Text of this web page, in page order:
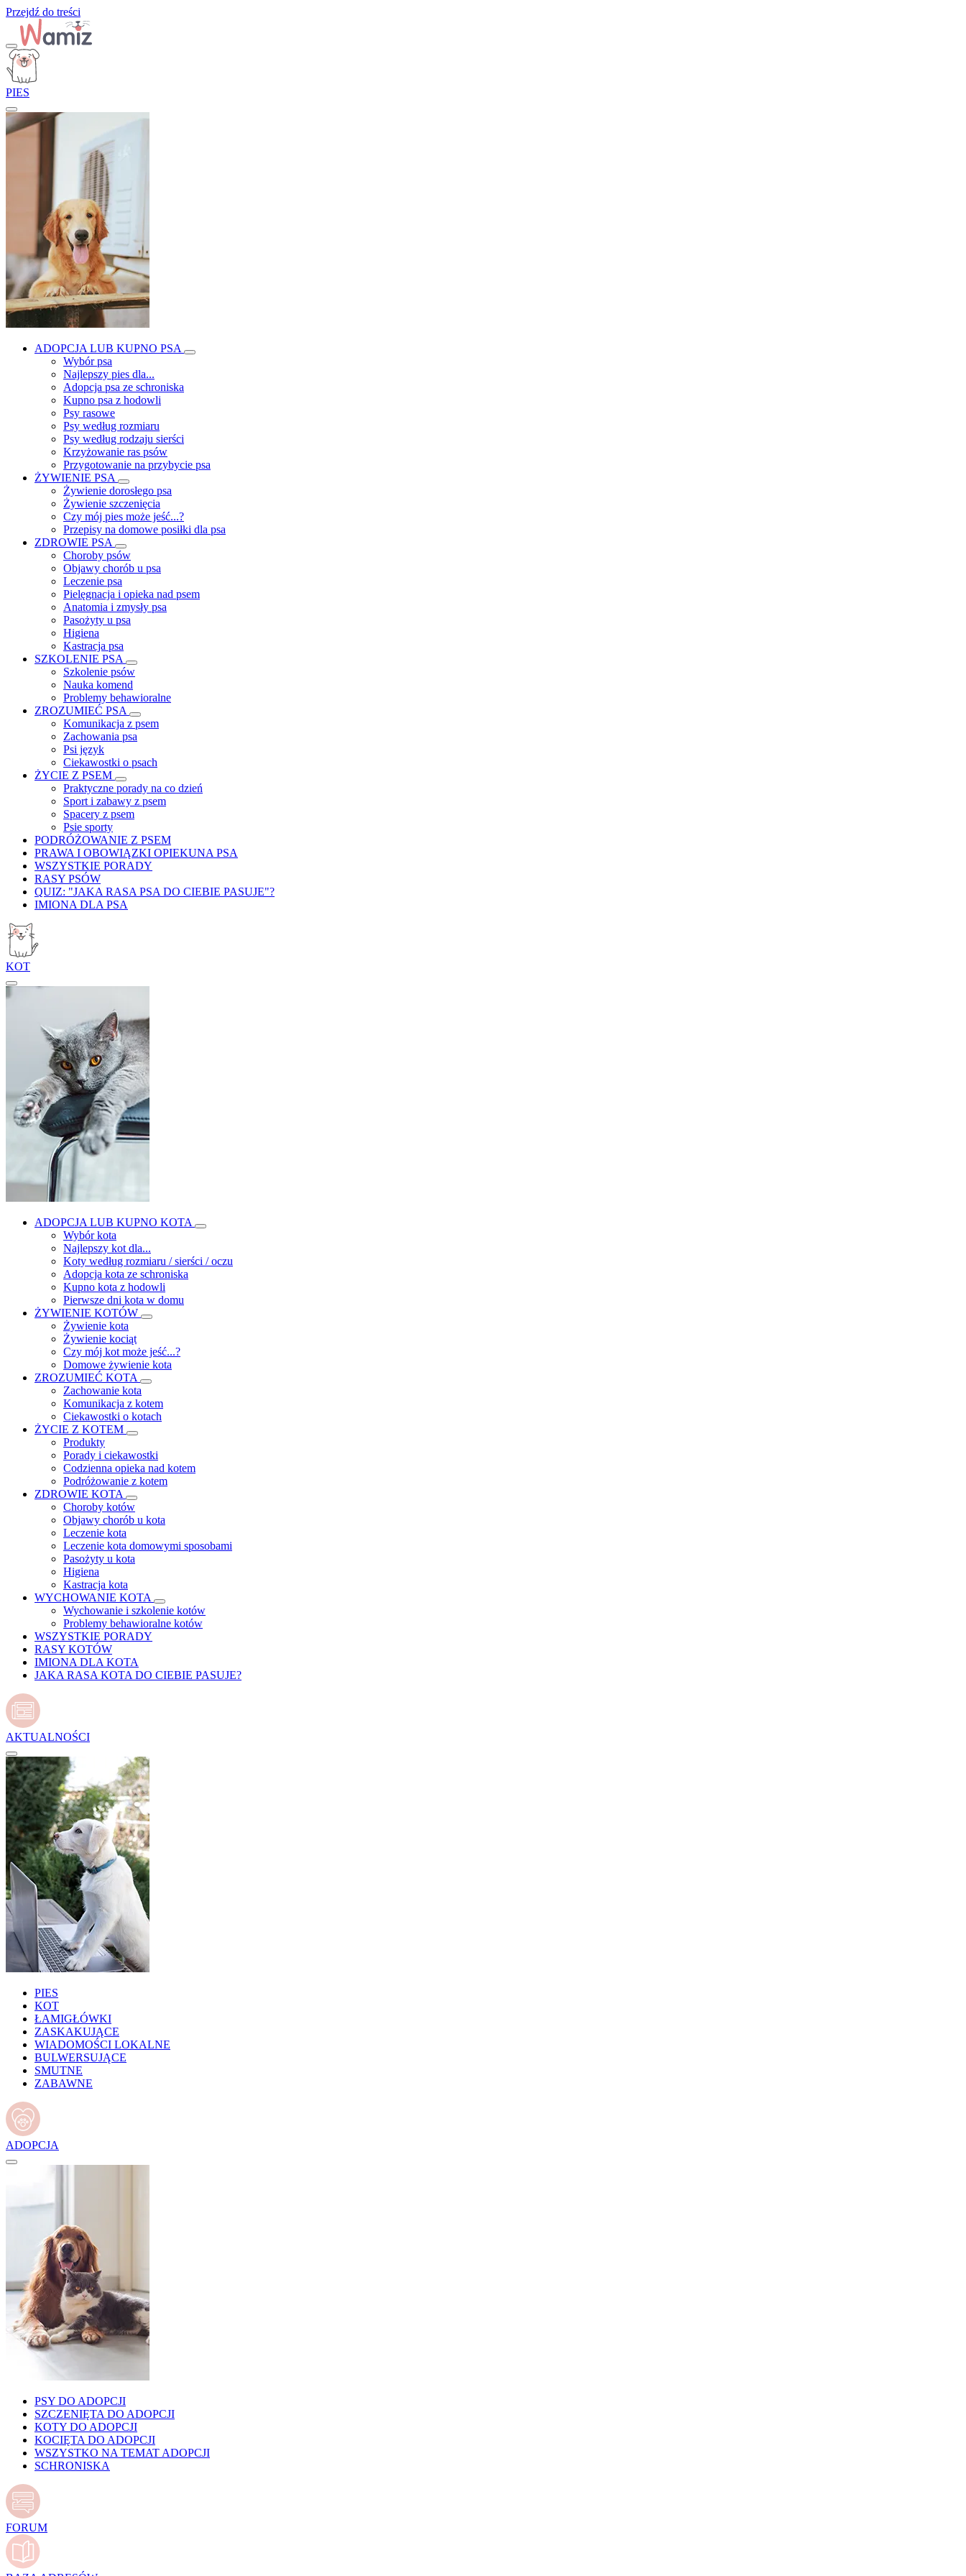
Przejdź do treści
PIES
ADOPCJA LUB KUPNO PSA
Wybór psa
Najlepszy pies dla...
Adopcja psa ze schroniska
Kupno psa z hodowli
Psy rasowe
Psy według rozmiaru
Psy według rodzaju sierści
Krzyżowanie ras psów
Przygotowanie na przybycie psa
ŻYWIENIE PSA
Żywienie dorosłego psa
Żywienie szczenięcia
Czy mój pies może jeść...?
Przepisy na domowe posiłki dla psa
ZDROWIE PSA
Choroby psów
Objawy chorób u psa
Leczenie psa
Pielęgnacja i opieka nad psem
Anatomia i zmysły psa
Pasożyty u psa
Higiena
Kastracja psa
SZKOLENIE PSA
Szkolenie psów
Nauka komend
Problemy behawioralne
ZROZUMIEĆ PSA
Komunikacja z psem
Zachowania psa
Psi język
Ciekawostki o psach
ŻYCIE Z PSEM
Praktyczne porady na co dzień
Sport i zabawy z psem
Spacery z psem
Psie sporty
PODRÓŻOWANIE Z PSEM
PRAWA I OBOWIĄZKI OPIEKUNA PSA
WSZYSTKIE PORADY
RASY PSÓW
QUIZ: "JAKA RASA PSA DO CIEBIE PASUJE"?
IMIONA DLA PSA
KOT
ADOPCJA LUB KUPNO KOTA
Wybór kota
Najlepszy kot dla...
Koty według rozmiaru / sierści / oczu
Adopcja kota ze schroniska
Kupno kota z hodowli
Pierwsze dni kota w domu
ŻYWIENIE KOTÓW
Żywienie kota
Żywienie kociąt
Czy mój kot może jeść...?
Domowe żywienie kota
ZROZUMIEĆ KOTA
Zachowanie kota
Komunikacja z kotem
Ciekawostki o kotach
ŻYCIE Z KOTEM
Produkty
Porady i ciekawostki
Codzienna opieka nad kotem
Podróżowanie z kotem
ZDROWIE KOTA
Choroby kotów
Objawy chorób u kota
Leczenie kota
Leczenie kota domowymi sposobami
Pasożyty u kota
Higiena
Kastracja kota
WYCHOWANIE KOTA
Wychowanie i szkolenie kotów
Problemy behawioralne kotów
WSZYSTKIE PORADY
RASY KOTÓW
IMIONA DLA KOTA
JAKA RASA KOTA DO CIEBIE PASUJE?
AKTUALNOŚCI
PIES
KOT
ŁAMIGŁÓWKI
ZASKAKUJĄCE
WIADOMOŚCI LOKALNE
BULWERSUJĄCE
SMUTNE
ZABAWNE
ADOPCJA
PSY DO ADOPCJI
SZCZENIĘTA DO ADOPCJI
KOTY DO ADOPCJI
KOCIĘTA DO ADOPCJI
WSZYSTKO NA TEMAT ADOPCJI
SCHRONISKA
FORUM